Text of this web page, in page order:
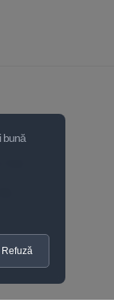
bună
Refuză